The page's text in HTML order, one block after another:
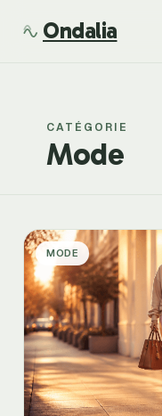
Ondalia
Beauté
Mode
Bien-être
CATÉGORIE
Mode
MODE